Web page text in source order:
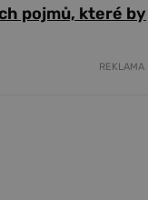
pojmů, které by
REKLAMA